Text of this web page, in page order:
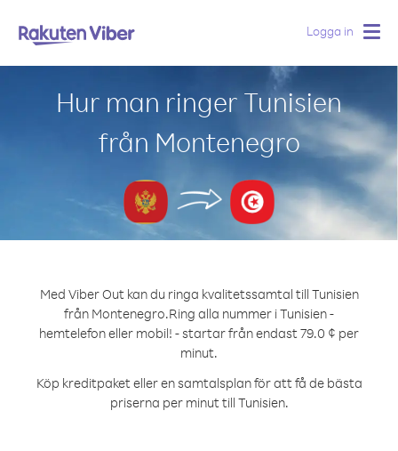
Logga in
Hur man ringer Tunisien
från Montenegro
Med Viber Out kan du ringa kvalitetssamtal till Tunisien
från Montenegro.Ring alla nummer i Tunisien -
hemtelefon eller mobil! - startar från endast 79.0 ¢ per
minut.
Köp kreditpaket eller en samtalsplan för att få de bästa
priserna per minut till Tunisien.